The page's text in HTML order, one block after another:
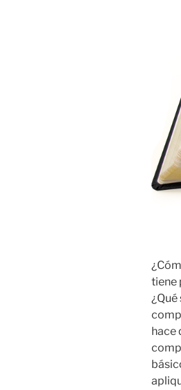
tiene
hace